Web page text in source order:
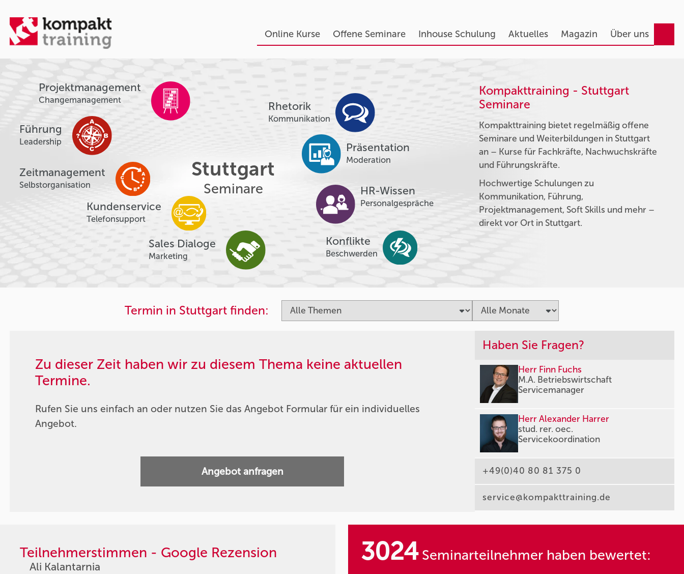
Online Kurse Offene Seminare Inhouse Schulung Aktuelles Magazin Über uns
Projektmanagement
Changemanagement
Führung
Leadership
Zeitmanagement
Selbstorganisation
Kundenservice
Telefonsupport
Sales Dialoge
Marketing
Konflikte
Beschwerden
HR-Wissen
Personalgespräche
Präsentation
Moderation
Rhetorik
Kommunikation
Stuttgart
Seminare
Kompakttraining - Stuttgart
Seminare
Kompakttraining bietet regelmäßig offene
Seminare und Weiterbildungen in Stuttgart
an – Kurse für Fachkräfte, Nachwuchskräfte
und Führungskräfte.
Hochwertige Schulungen zu
Kommunikation, Führung,
Projektmanagement, Soft Skills und mehr –
direkt vor Ort in Stuttgart.
Termin in Stuttgart finden:
Zu dieser Zeit haben wir zu diesem Thema keine aktuellen
Termine.
Rufen Sie uns einfach an oder nutzen Sie das Angebot Formular für ein individuelles
Angebot.
Angebot anfragen
Haben Sie Fragen?
Herr Finn Fuchs
M.A. Betriebswirtschaft
Servicemanager
Herr Alexander Harrer
stud. rer. oec.
Servicekoordination
+49(0)40 80 81 375 0
service@kompakttraining.de
3024Seminarteilnehmer haben bewertet:
Teilnehmerstimmen - Google Rezension
Ali Kalantarnia